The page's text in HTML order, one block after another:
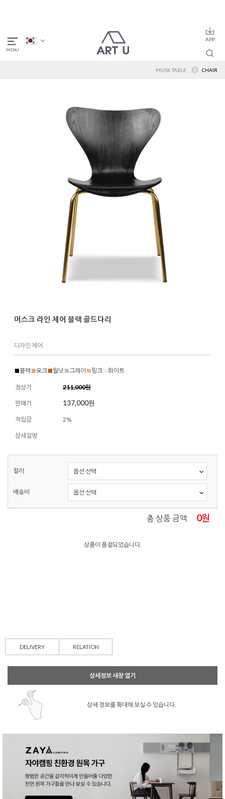
MUSK TABLE CHAIR
머스크 라인 체어 블랙 골드다리
디자인 체어
■블랙 ■오크■월넛 ■그레이 ■핑크 화이트
정상가 211,000원
판매가 137,000원
적립금 2%
상세설명
컬러
배송비
총 상품 금액 0원
상품이 품절되었습니다.
DELIVERY RELATION
상세정보 새창 열기
상세 정보를 확대해 보실 수 있습니다.